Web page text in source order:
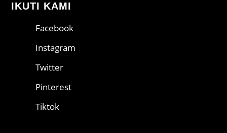
IKUTI KAMI
Facebook
Instagram
Twitter
Pinterest
Tiktok